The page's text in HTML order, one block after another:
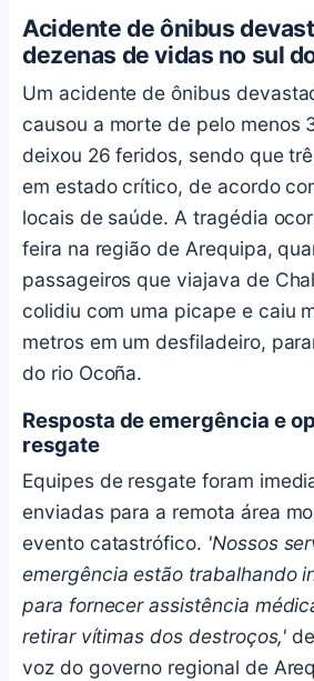
Acidente de ônibus
dezenas de vidas no sul
Um acidente de ônibus
causou a morte de pelo menos
deixou 26 feridos, sendo que
em estado crítico, de acordo
locais de saúde. A tragédia
feira na região de Arequipa,
passageiros que viajava de
colidiu com uma picape e caiu
metros em um desfiladeiro,
do rio Ocoña.
Resposta de emergência e
resgate
Equipes de resgate foram
enviadas para a remota área
evento catastrófico. 'Nossos
emergência estão trabalhando
para fornecer assistência
retirar vítimas dos destroços,'
voz do governo regional de